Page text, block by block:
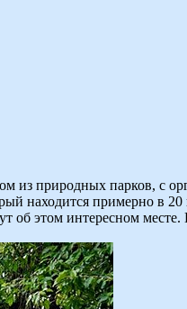
из природных парков, с
находится примерно
об этом интересном